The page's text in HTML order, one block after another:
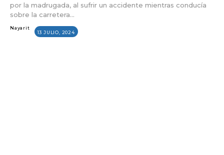
por la madrugada, al sufrir un accidente mientras conducía
sobre la carretera...
Nayarit
13 JULIO, 2024